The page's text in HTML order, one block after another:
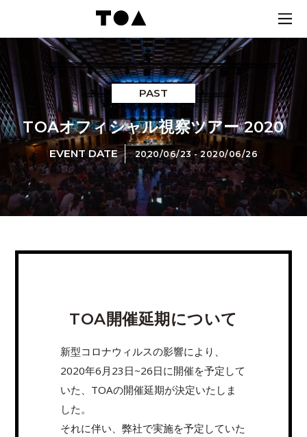
PAST
TOAオフィシャル視察ツアー 2020
EVENT DATE 2020/06/23 - 2020/06/26
TOA開催延期について
新型コロナウィルスの影響により、
2020年6月23日~26日に開催を予定して
いた、TOAの開催延期が決定いたしま
した。
それに伴い、弊社で実施を予定していた